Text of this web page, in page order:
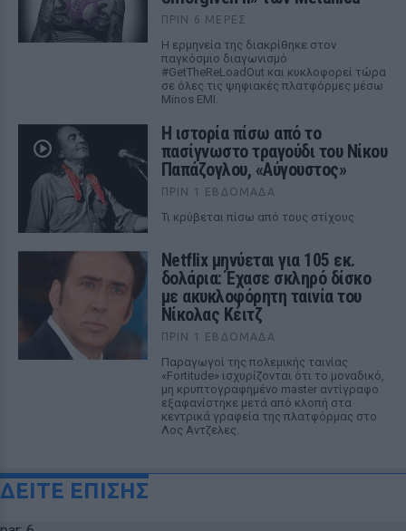
ΠΡΙΝ 6 ΜΈΡΕΣ
Η ερμηνεία της διακρίθηκε στον
παγκόσμιο διαγωνισμό
#GetTheReLoadOut και κυκλοφορεί τώρα
σε όλες τις ψηφιακές πλατφόρμες μέσω
Minos EMI.
Η ιστορία πίσω από το
πασίγνωστο τραγούδι του Νίκου
Παπάζογλου, «Αύγουστος»
ΠΡΙΝ 1 ΕΒΔΟΜΆΔΑ
Τι κρύβεται πίσω από τους στίχους
Netflix μηνύεται για 105 εκ.
δολάρια: Έχασε σκληρό δίσκο
με ακυκλοφόρητη ταινία του
Νίκολας Κέιτζ
ΠΡΙΝ 1 ΕΒΔΟΜΆΔΑ
Παραγωγοί της πολεμικής ταινίας
«Fortitude» ισχυρίζονται ότι το μοναδικό,
μη κρυπτογραφημένο master αντίγραφο
εξαφανίστηκε μετά από κλοπή στα
κεντρικά γραφεία της πλατφόρμας στο
Λος Αντζελες.
ΔΕΙΤΕ ΕΠΙΣΗΣ